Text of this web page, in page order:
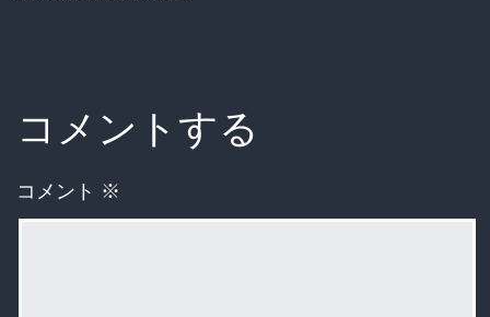
コメントする
コメント ※